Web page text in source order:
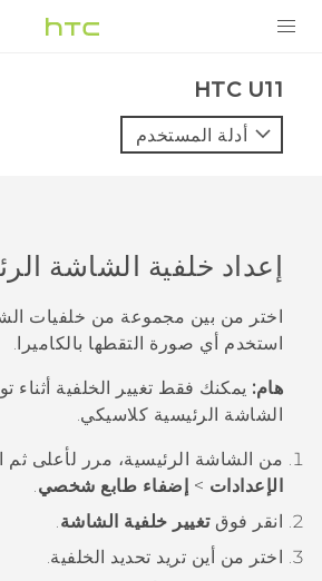
VIVE
VIVERSE
البرامج + التطبيقات
الدعم
أجهزة HTC والملحقات
HTC U11‎
أدلة المستخدم
إعداد خلفية الشاشة
اختر من بين مجموعة من خلفيات
استخدم أي صورة التقطها بالكاميرا.
هام: يمكنك فقط تغيير الخلفية
الشاشة الرئيسية كلاسيكي.
من الشاشة الرئيسية، مرر لأعلى ثم
الإعدادات > إضفاء طابع شخصي.
انقر فوقتغيير خلفية الشاشة.
اختر من أين تريد تحديد الخلفية.